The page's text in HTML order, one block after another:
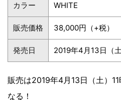
カラー WHITE
販売価格 38,000円（+税）
発売日 2019年4月13日（土
販売は2019年4月13日（土）
なる！